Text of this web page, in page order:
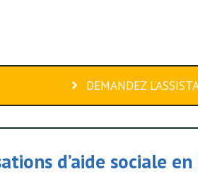
DEMANDEZ
d’aide sociale en